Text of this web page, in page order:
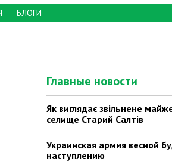
БЛОГИ
Главные новости
Як виглядає звільнене
селище Старий Салтів
Украинская армия весной
наступлению